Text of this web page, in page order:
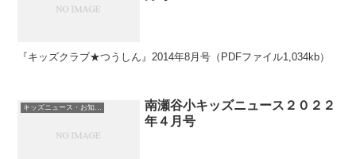
『キッズクラブ★つうしん』2014年8月号（PDFファイル1,034kb）
キッズニュース・お知らせ
南瀬谷小キッズニュース２０２２
年４月号